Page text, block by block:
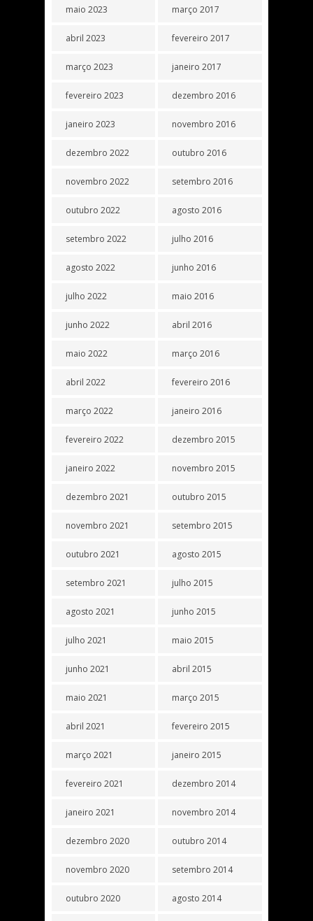
maio 2023
abril 2023
março 2023
fevereiro 2023
janeiro 2023
dezembro 2022
novembro 2022
outubro 2022
setembro 2022
agosto 2022
julho 2022
junho 2022
maio 2022
abril 2022
março 2022
fevereiro 2022
janeiro 2022
dezembro 2021
novembro 2021
outubro 2021
setembro 2021
agosto 2021
julho 2021
junho 2021
maio 2021
abril 2021
março 2021
fevereiro 2021
janeiro 2021
dezembro 2020
novembro 2020
outubro 2020
março 2017
fevereiro 2017
janeiro 2017
dezembro 2016
novembro 2016
outubro 2016
setembro 2016
agosto 2016
julho 2016
junho 2016
maio 2016
abril 2016
março 2016
fevereiro 2016
janeiro 2016
dezembro 2015
novembro 2015
outubro 2015
setembro 2015
agosto 2015
julho 2015
junho 2015
maio 2015
abril 2015
março 2015
fevereiro 2015
janeiro 2015
dezembro 2014
novembro 2014
outubro 2014
setembro 2014
agosto 2014